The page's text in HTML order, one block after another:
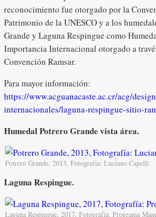
reconocimiento fue otorgado por la
Patrimonio de la UNESCO y a los
Grande y Laguna Respingue como
Importancia Internacional otorgado a
Convención Ramsar.
Para mayor información:
https://www.acguanacaste.ac.cr/acg/
internacionales/laguna-respingue-sitio-
Humedal Potrero Grande vista área.
Potrero Grande, 2013, Fotografía: Luciano Capelli
Laguna Respingue.
Laguna Respingue, 2017, Fotografía: Programa